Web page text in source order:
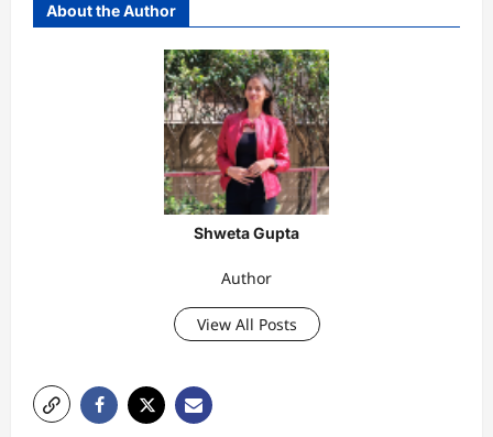
About the Author
Shweta Gupta
Author
View All Posts